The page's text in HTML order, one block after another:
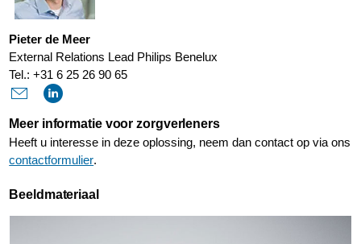
Pieter de Meer
External Relations Lead Philips Benelux
Tel.: +31 6 25 26 90 65
Meer informatie voor zorgverleners
Heeft u interesse in deze oplossing, neem dan contact op via ons
contactformulier.
Beeldmateriaal